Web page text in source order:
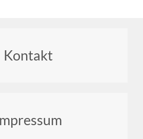
Kontakt